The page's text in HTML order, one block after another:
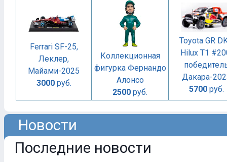
Ferrari SF-25,
Леклер,
Майами-2025
3000руб.
Коллекционная
фигурка Фернандо
Алонсо
2500 руб.
Toyota GR
Hilux T1
Дакара-
5700руб.
Новости
Последние новости